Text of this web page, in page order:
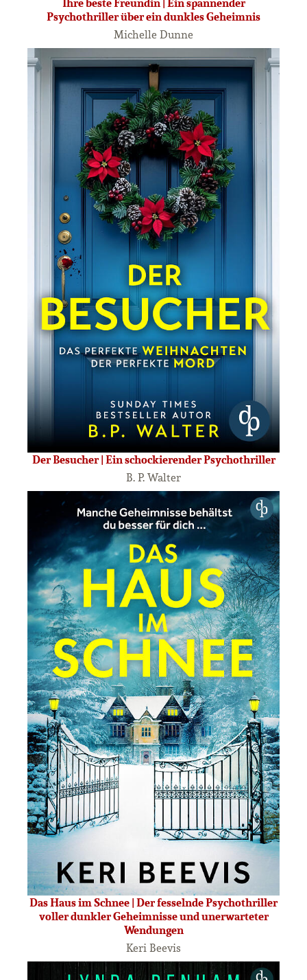
Psychothriller über ein dunkles Geheimnis
Michelle Dunne
Der Besucher | Ein schockierender Psychothriller
B. P. Walter
Das Haus im Schnee | Der fesselnde Psychothriller
voller dunkler Geheimnisse und unerwarteter
Wendungen
Keri Beevis